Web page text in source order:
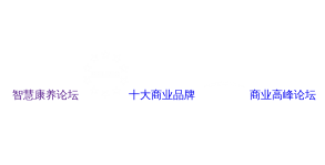
智慧康养论坛 十大商业品牌 商业高峰论坛